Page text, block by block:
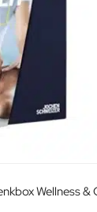
Wellness &